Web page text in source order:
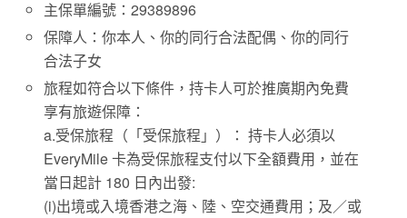
主保單編號：29389896
保障人：你本人、你的同行合法配偶、你的同行
合法子女
旅程如符合以下條件，持卡人可於推廣期內免費
享有旅遊保障：
a.受保旅程（「受保旅程」）： 持卡人必須以
EveryMile 卡為受保旅程支付以下全額費用，並在
當日起計 180 日內出發:
(i)出境或入境香港之海、陸、空交通費用；及／或